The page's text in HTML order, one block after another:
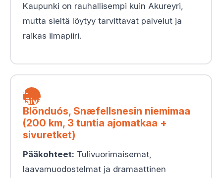
Kaupunki on rauhallisempi kuin Akureyri,
mutta sieltä löytyy tarvittavat palvelut ja
raikas ilmapiiri.
6.
päivä
Blönduós, Snæfellsnesin niemimaa
(200 km, 3 tuntia ajomatkaa +
sivuretket)
Pääkohteet: Tulivuorimaisemat,
laavamuodostelmat ja dramaattinen